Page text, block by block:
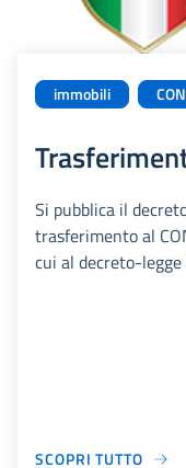
immobili
Si pubblica il
trasferimento al
cui al decreto-
SCOPRI TUTTO